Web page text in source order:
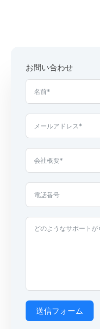
お問い合わせ
送信フォーム